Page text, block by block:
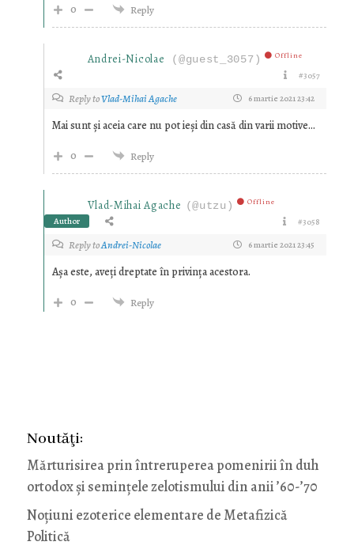
0
Reply
Andrei-Nicolae (@guest_3057) Offline
#3057
Reply toVlad-Mihai Agache 6 martie 2021 23:42
Mai sunt și aceia care nu pot ieși din casă din varii motive…
0
Reply
Vlad-Mihai Agache (@utzu) Offline
Author #3058
Reply toAndrei-Nicolae 6 martie 2021 23:45
Așa este, aveți dreptate în privința acestora.
0
Reply
Noutăţi:
Mărturisirea prin întreruperea pomenirii în duh
ortodox și semințele zelotismului din anii ’60-’70
Noţiuni ezoterice elementare de Metafizică
Politică